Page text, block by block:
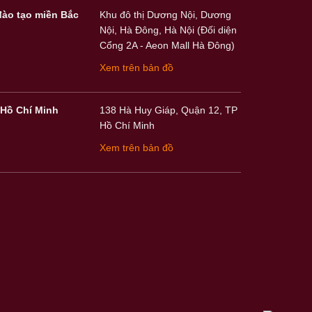
tạo miền Bắc
Khu đô thị Dương Nội, Dương
Nội, Hà Đông, Hà Nội (Đối diện
Cổng 2A - Aeon Mall Hà Đông)
Xem trên bản đồ
Chí Minh
138 Hà Huy Giáp, Quận 12, TP
Hồ Chí Minh
Xem trên bản đồ